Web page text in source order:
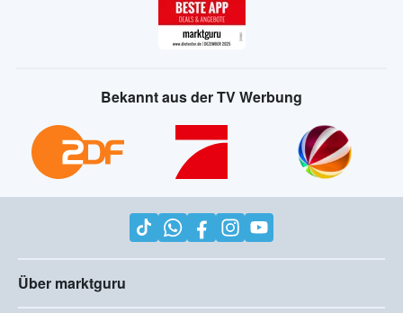
Bekannt aus der TV Werbung
Über marktguru